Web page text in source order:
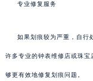
专业修复服务
如果划痕较为严重，自行
许多专业的钟表维修店或珠
够更有效地修复划痕问题。